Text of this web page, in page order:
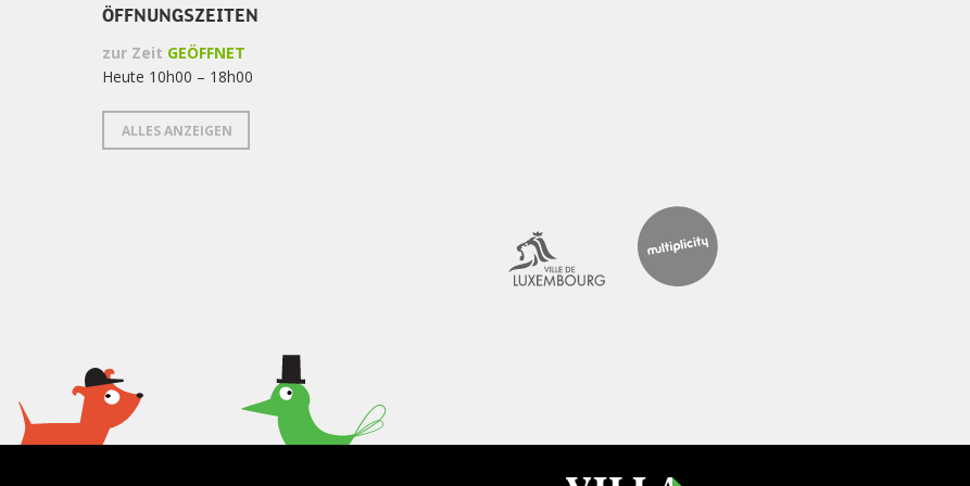
ÖFFNUNGSZEITEN
zur Zeit GEÖFFNET
Heute 10h00 – 18h00
ALLES ANZEIGEN